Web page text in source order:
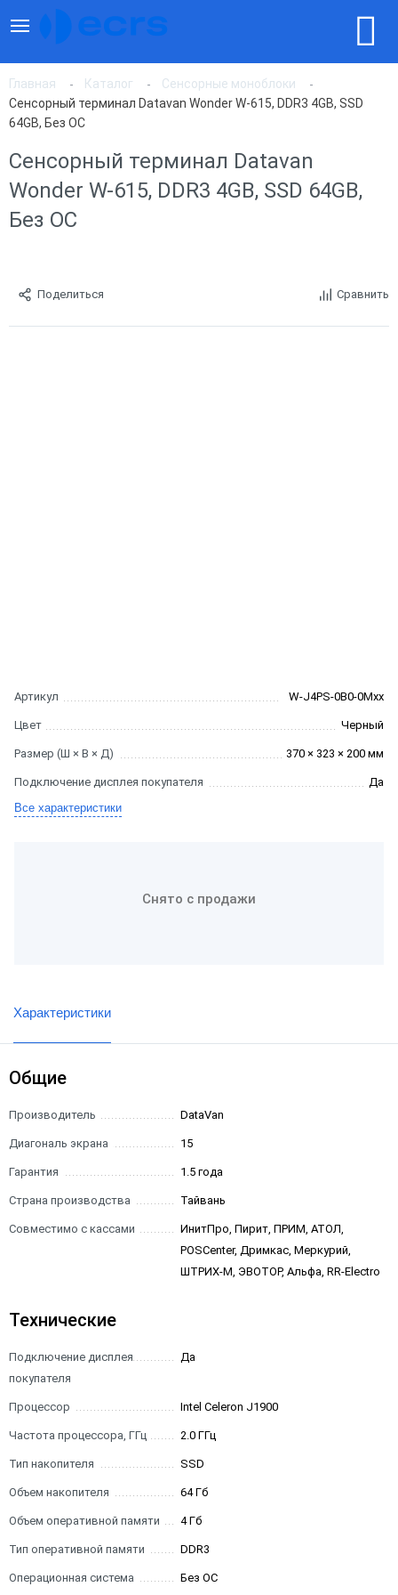
Главная Каталог
Сенсорные моноблоки
Сенсорный терминал Datavan Wonder W-615, DDR3 4GB, SSD
64GB, Без ОС
Сенсорный терминал Datavan
Wonder W-615, DDR3 4GB, SSD 64GB,
Без ОС
Поделиться Сравнить
Артикул W-J4PS-0B0-0Mxx
Цвет Черный
Размер (Ш × В × Д) 370 × 323 × 200 мм
Подключение дисплея покупателя
Да
Все характеристики
Снято с продажи
Характеристики
Общие
Производитель DataVan
Диагональ экрана 15
Гарантия 1.5 года
Страна производства Тайвань
Совместимо с кассами
ИнитПро, Пирит, ПРИМ, АТОЛ,
POSCenter, Дримкас, Меркурий,
ШТРИХ-М, ЭВОТОР, Альфа, RR-Electro
Технические
Подключение дисплея
покупателя
Да
Процессор Intel Celeron J1900
Частота процессора, ГГц 2.0 ГГц
Тип накопителя SSD
Объем накопителя 64 Гб
Объем оперативной памяти 4 Гб
Тип оперативной памяти DDR3
Операционная система Без ОС